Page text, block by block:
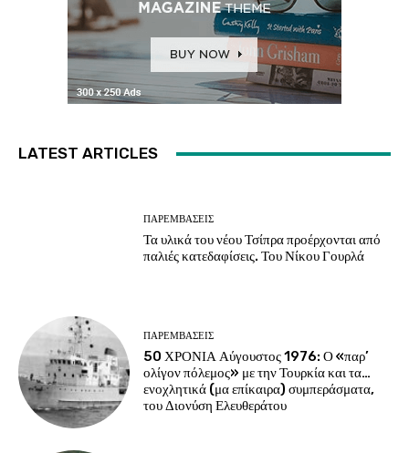
LATEST ARTICLES
ΠΑΡΕΜΒΑΣΕΙΣ
Τα υλικά του νέου Τσίπρα προέρχονται από
παλιές κατεδαφίσεις. Του Νίκου Γουρλά
ΠΑΡΕΜΒΑΣΕΙΣ
50 ΧΡΟΝΙΑ Αύγουστος 1976: Ο «παρ’
ολίγον πόλεμος» με την Τουρκία και τα…
ενοχλητικά (μα επίκαιρα) συμπεράσματα,
του Διονύση Ελευθεράτου